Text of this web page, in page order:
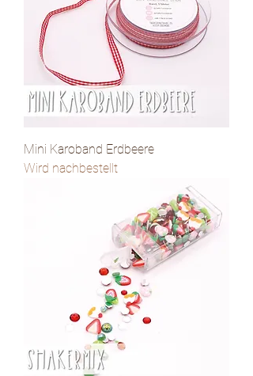
Mini Karoband Erdbeere
Wird nachbestellt